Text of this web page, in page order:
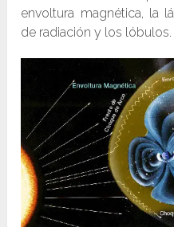
envoltura magnética, la
de radiación y los lóbulos.